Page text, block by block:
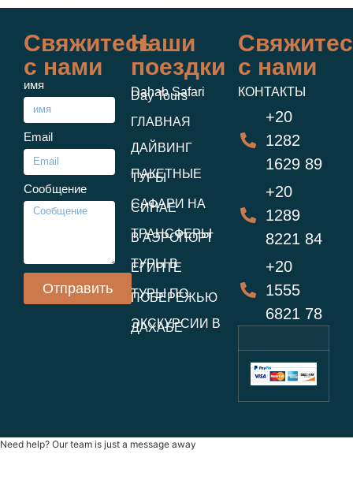
Свяжитесь
с нами
имя
Email
Сообщение
Отправить
Наши
поездки
Dahab Safari
Day Tours
ГЛАВНАЯ
ДАЙВИНГ
ПАКЕТНЫЕ
ТУРЫ
САФАРИ НА
СИНАЕ
ТРАНСФЕРЫ
В АЭРОПОРТ
ТУРЫ В
ЕГИПТЕ
ТУРЫ ПО
ПОБЕРЕЖЬЮ
ЭКСКУРСИИ В
ДАХАБЕ
с нами
КОНТАКТЫ
+20
1282
1629 89
+20
1289
8221 84
+20
1555
6821 78
Need help? Our team is just a message away